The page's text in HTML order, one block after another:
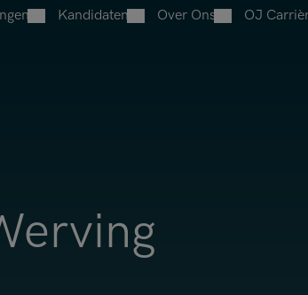
Werving
Search
Kandidaten
Open menu
Risico & Compliance
Over Ons
Open menu OJ